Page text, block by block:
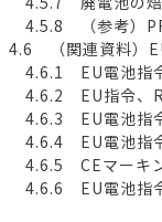
4.5.8 （参考）
4.6 （関連資料）
4.6.1 EU電池指
4.6.2 EU指令、
4.6.3 EU電池指
4.6.4 EU電池指
4.6.5 CEマーキン
4.6.6 EU電池指